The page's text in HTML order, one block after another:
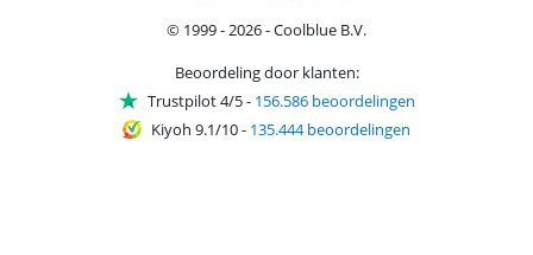
© 1999 - 2026 - Coolblue B.V.
Beoordeling door klanten:
Trustpilot 4/5- 156.586 beoordelingen
Kiyoh 9.1/10- 135.444 beoordelingen